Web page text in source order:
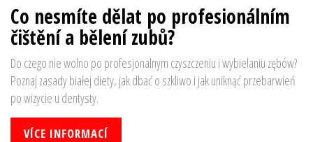
Co nesmíte dělat po profesionálním
čištění a bělení zubů?
Do czego nie wolno po profesjonalnym czyszczeniu i wybielaniu zębów?
Poznaj zasady białej diety, jak dbać o szkliwo i jak uniknąć przebarwień
po wizycie u dentysty.
VÍCE INFORMACÍ